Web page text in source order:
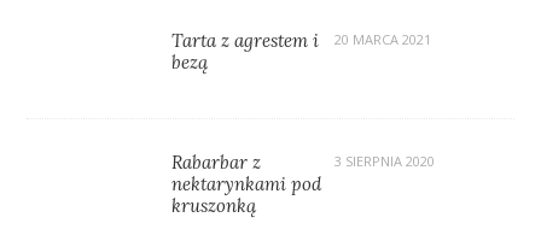
Tarta z agrestem i
bezą
20 MARCA 2021
Rabarbar z
nektarynkami pod
kruszonką
3 SIERPNIA 2020